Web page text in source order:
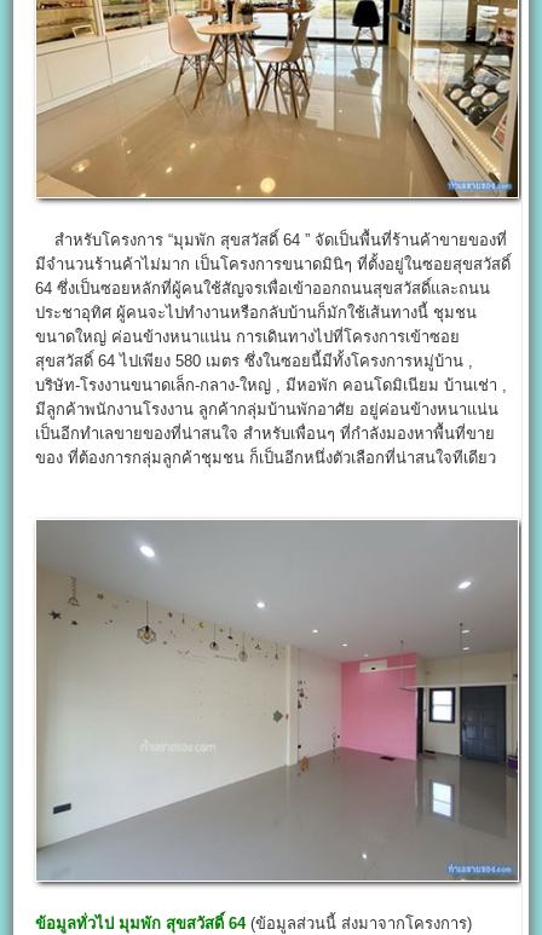
สำหรับโครงการ “มุมพัก สุขสวัสดิ์ 64 ” จัดเป็นพื้นที่ร้านค้าขายของที่
มีจำนวนร้านค้าไม่มาก เป็นโครงการขนาดมินิๆ ที่ตั้งอยู่ในซอยสุขสวัสดิ์
64 ซึ่งเป็นซอยหลักที่ผู้คนใช้สัญจรเพื่อเข้าออกถนนสุขสวัสดิ์และถนน
ประชาอุทิศ ผู้คนจะไปทำงานหรือกลับบ้านก็มักใช้เส้นทางนี้ ชุมชน
ขนาดใหญ่ ค่อนข้างหนาแน่น การเดินทางไปที่โครงการเข้าซอย
สุขสวัสดิ์ 64 ไปเพียง 580 เมตร ซึ่งในซอยนี้มีทั้งโครงการหมู่บ้าน ,
บริษัท-โรงงานขนาดเล็ก-กลาง-ใหญ่ , มีหอพัก คอนโดมิเนียม บ้านเช่า ,
มีลูกค้าพนักงานโรงงาน ลูกค้ากลุ่มบ้านพักอาศัย อยู่ค่อนข้างหนาแน่น
เป็นอีกทำเลขายของที่น่าสนใจ สำหรับเพื่อนๆ ที่กำลังมองหาพื้นที่ขาย
ของ ที่ต้องการกลุ่มลูกค้าชุมชน ก็เป็นอีกหนึ่งตัวเลือกที่น่าสนใจทีเดียว
ข้อมูลทั่วไป มุมพัก สุขสวัสดิ์ 64(ข้อมูลส่วนนี้ ส่งมาจากโครงการ)